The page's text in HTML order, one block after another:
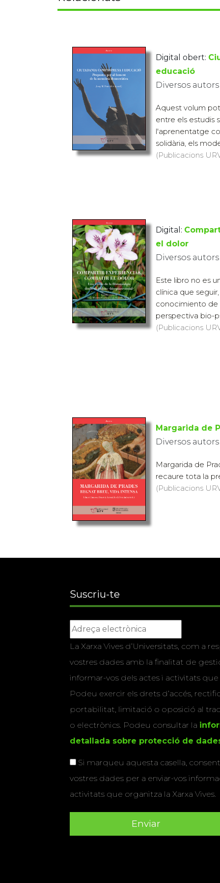
Digital obert:
educació
Diversos autors
Aquest volum
entre els estudis
l'aprenentatge
solidària, els
(Publicacions
Digital:
el dolor
Diversos autors
Este libro no es
clínica que
conocimiento de
perspectiva bio-
(Publicacions
Margarida de
Diversos autors
Margarida de
recaure tota la
(Publicacions
Suscriu-te
La Xarxa Vives d’Universitats, com a
vostres dades amb la finalitat de
informar-vos dels actes i activitats que
Podeu exercir els drets d’accés,
portabilitat, limitació o oposició al
o electrònics. Podeu consultar la
detallada sobre protecció de
Si marqueu aquesta casella,
vostres dades per a enviar-vos
activitats que organitza la Xarxa Vives.